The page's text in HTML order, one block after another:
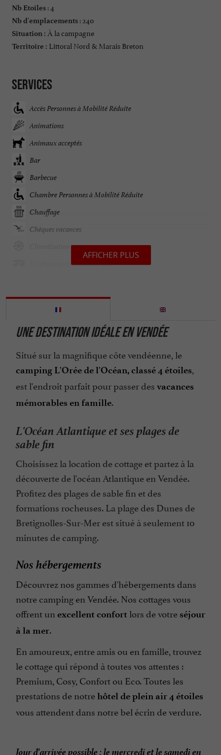
Nb Etoiles : 4
Nb d'emplacements : 240
Situation : À la campagne
Territoire : Littoral Nord & Marais Breton
Services
Accès Personnes à Mobilité Réduite
Animations
Animaux acceptés
Bar
Barbecue
Chambre Personnes à Mobilité Réduite
Chauffage
Chèques vacances
Emplacement Camping-Cars
Epicerie / Alimentation
Internet : WIFI
Jeux pour enfants
Laverie Automobile
Linge Fourni
Location de Mobil Homes
Location de Tentes
Location de Tentes / Caravanes
Location de draps
Location mobil-homes / Caravanes
Micro Onde
Ouvert 7 jour sur 7
Piscine couverte
Télévision : oui
AFFICHER PLUS
UNE DESTINATION IDÉALE EN VENDÉE
Situé sur la magnifique côte vendéenne, le
camping L'Orée de l'Océan, classé 4 étoiles,
est l'endroit parfait pour passer des vacances
mémorables en famille.
L'Océan Atlantique et ses plages de
sable fin
Choisissez la location de cottage et partez à la
découverte de l'océan Atlantique en Vendée.
Profitez des plages de sable fin et des
formations rocheuses. La plage des Dunes de
Bretignolles-Sur-Mer est situé à seulement 10
minutes de camping.
Nos hébergements
Découvrez nos gammes d'hébergements dans
notre camping en Vendée. Nos cottages vous
offrent un excellent confort lors de votre séjour
à la mer.
En amoureux, entre amis ou en famille, trouvez
le cottage qui répond à toutes vos attentes :
Premium, Cosy, Confort ou Eco. Toutes les
prestations de notrehôtel de plein air 4 étoiles
vous attendent dans notre bel écrin de verdure.
Jour d'arrivée possible : le mercredi et le samedi en